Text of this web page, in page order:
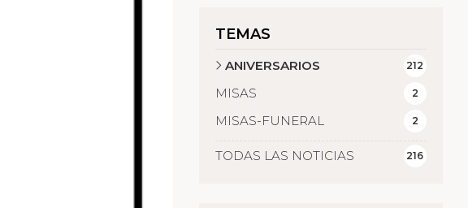
TEMAS
TODAS LAS NOTICIAS 216
ANIVERSARIOS 212
MISAS 2
MISAS-FUNERAL 2